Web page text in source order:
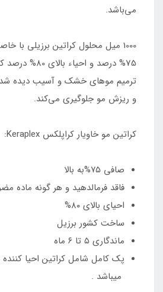
می‌باشد.
1000 میل محلول کراتین برزیلی با
75% درصد و
ترمیم موهای خشک و آسیب دیده
و ریزش مو جلوگیری می‌کند.
کراتین مو خاویار کراپلکس Keraplex:
صافی ۷۵%به بالا
فاقد فرمالدهید و هر گونه ماده
احیای بالای ۸۰%
ساخت کشور برزیل
ماندگاری ۵ تا ۶ ماه
میباشد .